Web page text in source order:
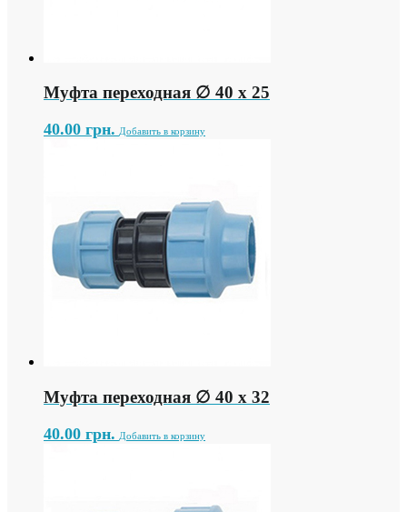
Муфта переходная ∅ 40 х 25
40.00 грн. Добавить в корзину
Муфта переходная ∅ 40 х 32
40.00 грн. Добавить в корзину